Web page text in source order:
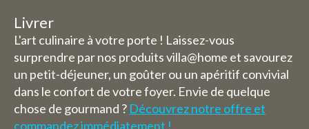
Livrer
L'art culinaire à votre porte ! Laissez-vous
surprendre par nos produits villa@home et savourez
un petit-déjeuner, un goûter ou un apéritif convivial
dans le confort de votre foyer. Envie de quelque
chose de gourmand ? Découvrez notre offre et
commandez immédiatement !